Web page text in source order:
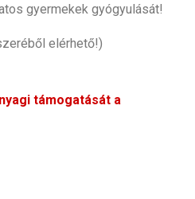
gyermekek gyógyulását!
elérhető!)
támogatását a